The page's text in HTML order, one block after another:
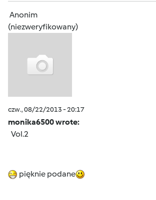
Anonim
(niezweryfikowany)
czw., 08/22/2013 - 20:17
monika6500 wrote:
Vol.2
pięknie podane